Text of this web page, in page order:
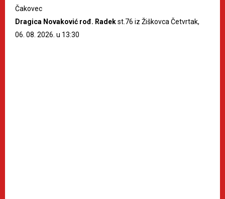
Čakovec
Dragica Novaković rođ. Radekst.76 iz Žiškovca Četvrtak,
06. 08. 2026. u 13:30